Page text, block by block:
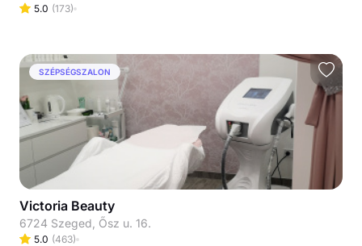
5.0 (173)
SZÉPSÉGSZALON
Victoria Beauty
6724 Szeged, Ősz u. 16.
5.0 (463)